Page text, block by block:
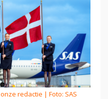
onze redactie | Foto: SAS